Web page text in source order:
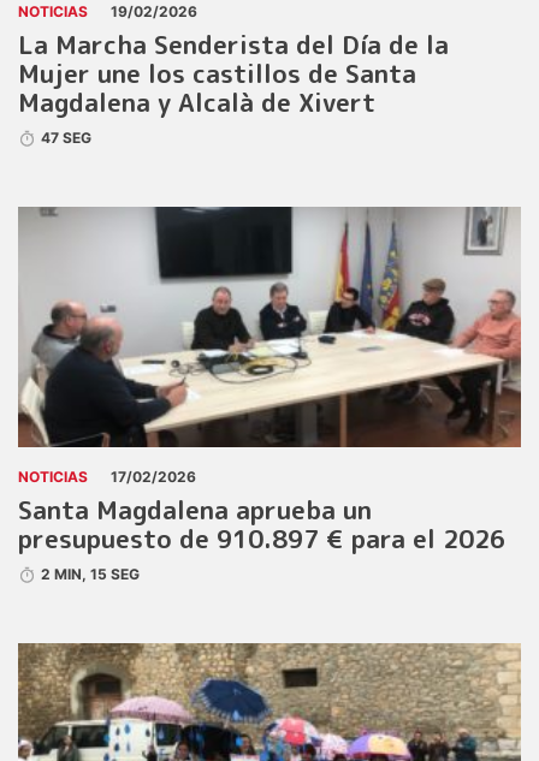
NOTICIAS 19/02/2026
La Marcha Senderista del Día de la
Mujer une los castillos de Santa
Magdalena y Alcalà de Xivert
47 SEG
NOTICIAS 17/02/2026
Santa Magdalena aprueba un
presupuesto de 910.897 € para el 2026
2 MIN, 15 SEG